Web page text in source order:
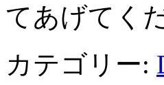
てあげてく
カテゴリー: